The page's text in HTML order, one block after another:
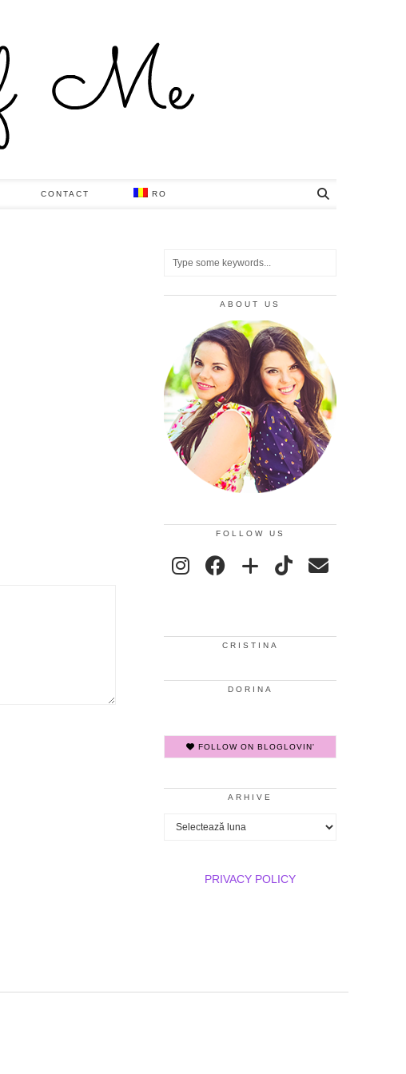
CONTACT RO
ABOUT US
FOLLOW US
CRISTINA
DORINA
FOLLOW ON BLOGLOVIN'
ARHIVE
Arhive
PRIVACY POLICY